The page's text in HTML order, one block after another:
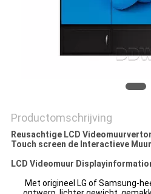
Productomschrijving
Reusachtige LCD
Touch screen de Interactieve Muur
LCD Videomuur
Met origineel LG of Samsung-